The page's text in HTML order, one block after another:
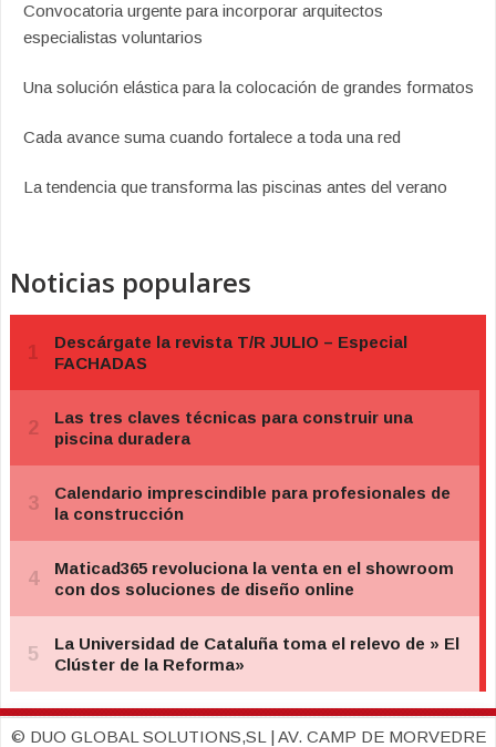
Convocatoria urgente para incorporar arquitectos
especialistas voluntarios
Una solución elástica para la colocación de grandes formatos
Cada avance suma cuando fortalece a toda una red
La tendencia que transforma las piscinas antes del verano
Noticias populares
© DUO GLOBAL SOLUTIONS,SL | AV. CAMP DE MORVEDRE